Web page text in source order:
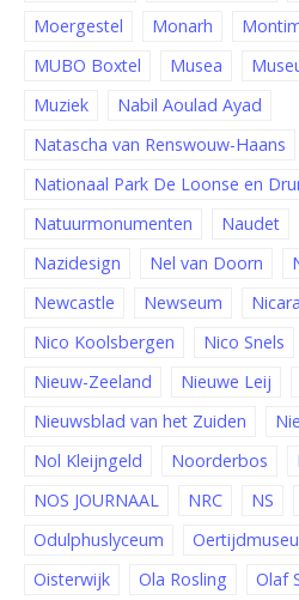
Moergestel
Monarh
MUBO Boxtel
Musea
Muziek
Nabil Aoulad Ayad
Natascha van Renswouw-Haans
Nationaal Park De Loonse en
Natuurmonumenten
Naudet
Nazidesign
Nel van Doorn
Newcastle
Newseum
Nico Koolsbergen
Nico Snels
Nieuw-Zeeland
Nieuwe Leij
Nieuwsblad van het Zuiden
Nol Kleijngeld
Noorderbos
NOS JOURNAAL
NRC NS
Odulphuslyceum
Oisterwijk
Ola Rosling Olaf